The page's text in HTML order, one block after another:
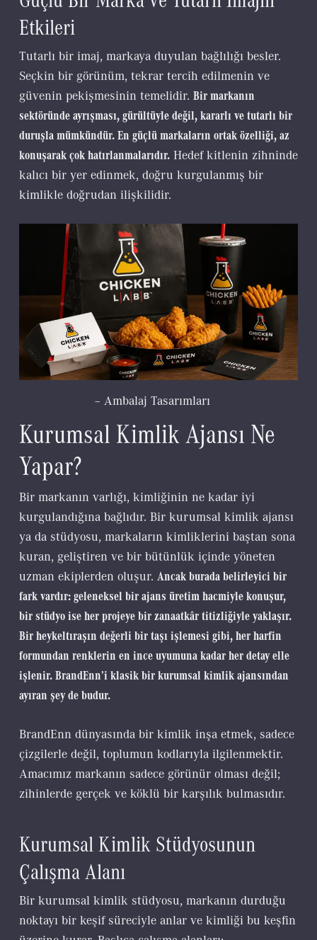
Etkileri
Tutarlı bir imaj, markaya duyulan bağlılığı besler.
Seçkin bir görünüm, tekrar tercih edilmenin ve
güvenin pekişmesinin temelidir. Bir markanın
sektöründe ayrışması, gürültüyle değil, kararlı ve tutarlı bir
duruşla mümkündür. En güçlü markaların ortak özelliği, az
konuşarak çok hatırlanmalarıdır.Hedef kitlenin zihninde
kalıcı bir yer edinmek, doğru kurgulanmış bir
kimlikle doğrudan ilişkilidir.
– Ambalaj Tasarımları
Kurumsal Kimlik Ajansı Ne
Yapar?
Bir markanın varlığı, kimliğinin ne kadar iyi
kurgulandığına bağlıdır. Bir kurumsal kimlik ajansı
ya da stüdyosu, markaların kimliklerini baştan sona
kuran, geliştiren ve bir bütünlük içinde yöneten
uzman ekiplerden oluşur. Ancak burada belirleyici bir
fark vardır: geleneksel bir ajans üretim hacmiyle konuşur,
bir stüdyo ise her projeye bir zanaatkâr titizliğiyle yaklaşır.
Bir heykeltıraşın değerli bir taşı işlemesi gibi, her harfin
formundan renklerin en ince uyumuna kadar her detay elle
işlenir. BrandEnn’i klasik bir kurumsal kimlik ajansından
ayıran şey de budur.
BrandEnn dünyasında bir kimlik inşa etmek, sadece
çizgilerle değil, toplumun kodlarıyla ilgilenmektir.
Amacımız markanın sadece görünür olması değil;
zihinlerde gerçek ve köklü bir karşılık bulmasıdır.
Kurumsal Kimlik Stüdyosunun
Çalışma Alanı
Bir kurumsal kimlik stüdyosu, markanın durduğu
noktayı bir keşif süreciyle anlar ve kimliği bu keşfin